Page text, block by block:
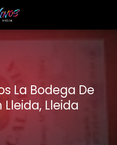
La Bodega De
Lleida, Lleida